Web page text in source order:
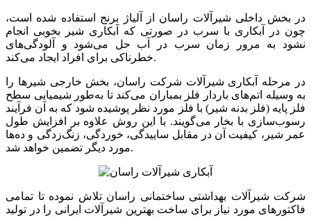
در بخش داخلی شیرآلات راسان از آلیاژ برنج استفاده شده است،
چون در آبکاری با سرب در صورتی که آبکاری شیر بخوبی انجام
نشود به مرور زمان سرب در آب حل می‌شود و آلودگی‌های
خطرناکی برای افراد ایجاد می‌کند.
در مرحله آبکاری شیرآلات شرکت راسان، بخش خارجی شیرها را
به وسیله اتم‌های باردار فلز بمباران می‌کند تا به‌طور شیمیایی سطح
فلز پایه (فلز بدنه شیر) با فلز مورد نظر پوشیده شود که به آن فرآیند
رسوب‌سازی با بخار می‌گویند. با این روش علاوه بر افزایش طول
عمر شیر، کیفیت آن در مقابل ساییدگی، خوردگی، زنگ‌زدگی و ده‌ها
مورد دیگر تضمین خواهد شد.
شرکت شیرآلات بهداشتی ساختمانی راسان تلاش نموده تا تمامی
فاکتورهای مورد نیاز برای ساخت بهترین شیرآلات ایرانی را در تولید